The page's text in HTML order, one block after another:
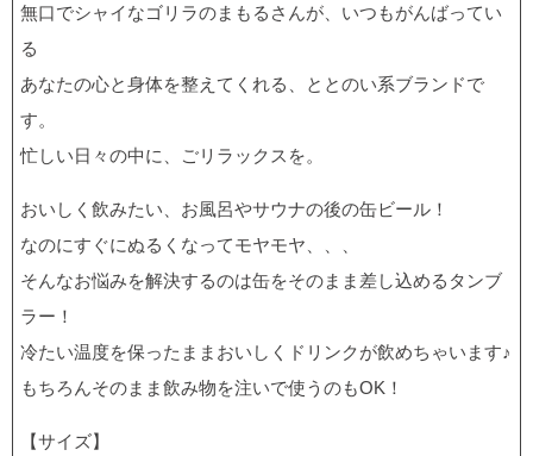
無口でシャイなゴリラのまもるさんが、いつもがんばってい
る
あなたの心と身体を整えてくれる、ととのい系ブランドで
す。
忙しい日々の中に、ごリラックスを。
おいしく飲みたい、お風呂やサウナの後の缶ビール！
なのにすぐにぬるくなってモヤモヤ、、、
そんなお悩みを解決するのは缶をそのまま差し込めるタンブ
ラー！
冷たい温度を保ったままおいしくドリンクが飲めちゃいます♪
もちろんそのまま飲み物を注いで使うのもOK！
【サイズ】